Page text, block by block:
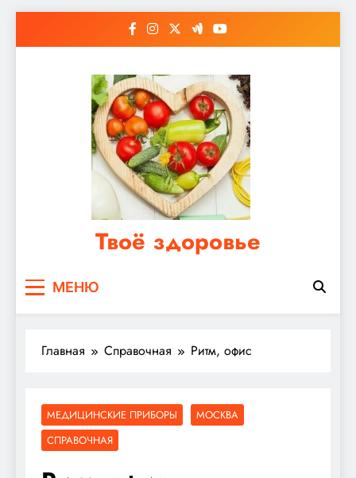
Твоё здоровье
мужском здоровье
МЕНЮ
Главная Справочная Ритм, офис
МЕДИЦИНСКИЕ ПРИБОРЫ
МОСКВА
СПРАВОЧНАЯ